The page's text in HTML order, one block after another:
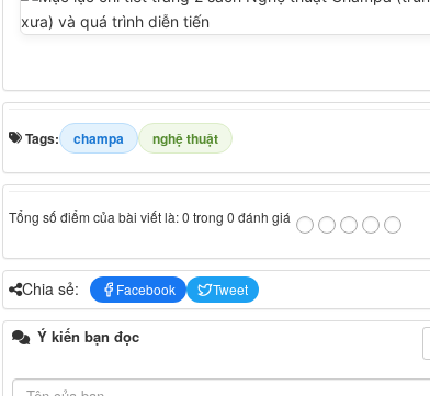
Tags: champa nghệ thuật
Tổng số điểm của bài viết là: 0 trong 0 đánh giá
Chia sẻ: Facebook Tweet
Ý kiến bạn đọc